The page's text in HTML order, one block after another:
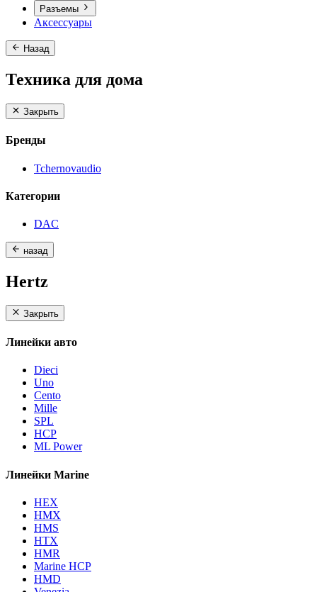
Разъемы
Аксессуары
Назад
Техника для дома
Закрыть
Бренды
Tchernovaudio
Категории
DAC
назад
Hertz
Закрыть
Линейки авто
Dieci
Uno
Cento
Mille
SPL
HCP
ML Power
Линейки Marine
HEX
HMX
HMS
HTX
HMR
Marine HCP
HMD